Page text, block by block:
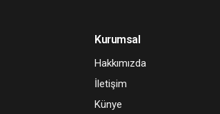
Kurumsal
Hakkımızda
İletişim
Künye